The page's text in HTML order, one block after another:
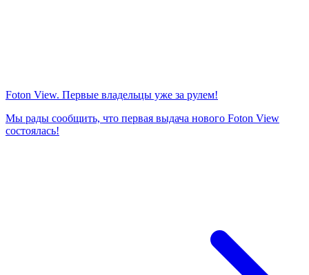
Foton View. Первые владельцы уже за рулем!
Мы рады сообщить, что первая выдача нового Foton View
состоялась!